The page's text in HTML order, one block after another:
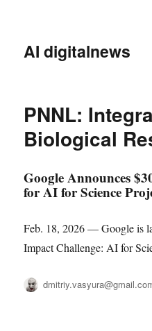
AI digitalnews
PNNL:
Biological
Google Announces
for AI for Science
Feb. 18, 2026 — Google is
Impact Challenge: AI for
Автор